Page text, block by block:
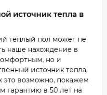
источник тепла в
теплый пол может не
наше нахождение в
но и
источник тепла.
это возможно, покажем
гарантию в 50 лет на